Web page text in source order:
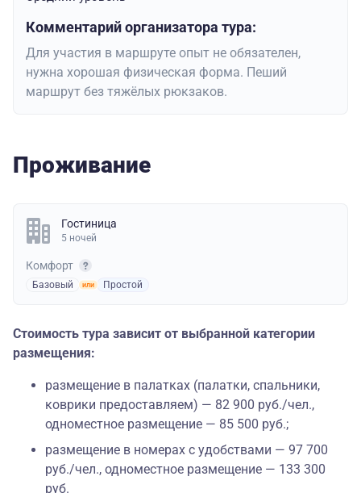
Комментарий организатора тура:
Для участия в маршруте опыт не обязателен,
нужна хорошая физическая форма. Пеший
маршрут без тяжёлых рюкзаков.
Проживание
Гостиница
5 ночей
Комфорт
Базовый Простой
Стоимость тура зависит от выбранной категории
размещения:
размещение в палатках (палатки, спальники,
коврики предоставляем) — 82 900 руб./чел.,
одноместное размещение — 85 500 руб.;
размещение в номерах с удобствами — 97 700
руб./чел., одноместное размещение — 133 300
руб.